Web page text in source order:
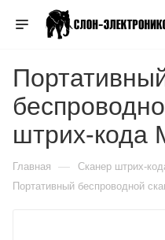
штрих-кода
Главная — Сканер штрих-
Портативный беспроводной